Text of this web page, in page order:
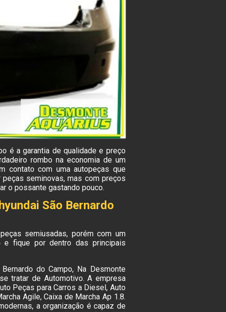
é a garantia de qualidade e preço
rombo na economia de um
contato com uma autopeças que
seminovas, mas com preços
o possante gastando pouco.
São Bernardo
semiusadas, porém com um
e fique por dentro das principais
do Campo, Na Desmonte
tratar de Automotivo. A empresa
Peças para Carros a Diesel, Auto
Agile, Caixa de Marcha Ap 1.8.
a organização é capaz de